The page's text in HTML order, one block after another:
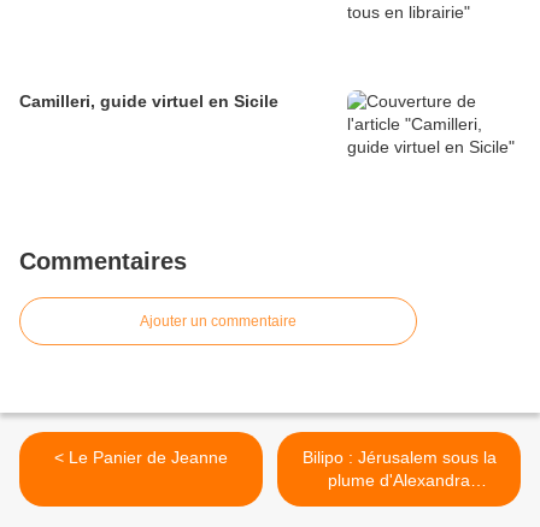
Camilleri, guide virtuel en Sicile
Commentaires
Ajouter un commentaire
< Le Panier de Jeanne
Bilipo : Jérusalem sous la
plume d'Alexandra
Schwartzbrod >